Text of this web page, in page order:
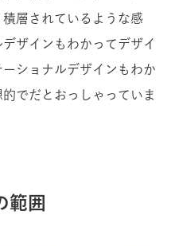
層されているような感
ザインもわかってデザイ
ショナルデザインもわか
でだとおっしゃっていま
範囲